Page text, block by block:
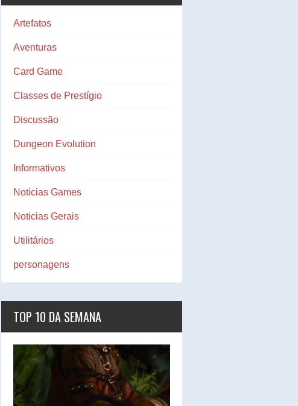
Artefatos
Aventuras
Card Game
Classes de Prestígio
Discussão
Dungeon Evolution
Informativos
Noticias Games
Noticias Gerais
Utilitários
personagens
TOP 10 DA SEMANA